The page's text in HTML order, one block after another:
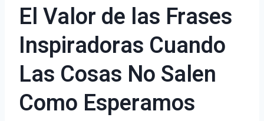
El Valor de las Frases
Inspiradoras Cuando
Las Cosas No Salen
Como Esperamos